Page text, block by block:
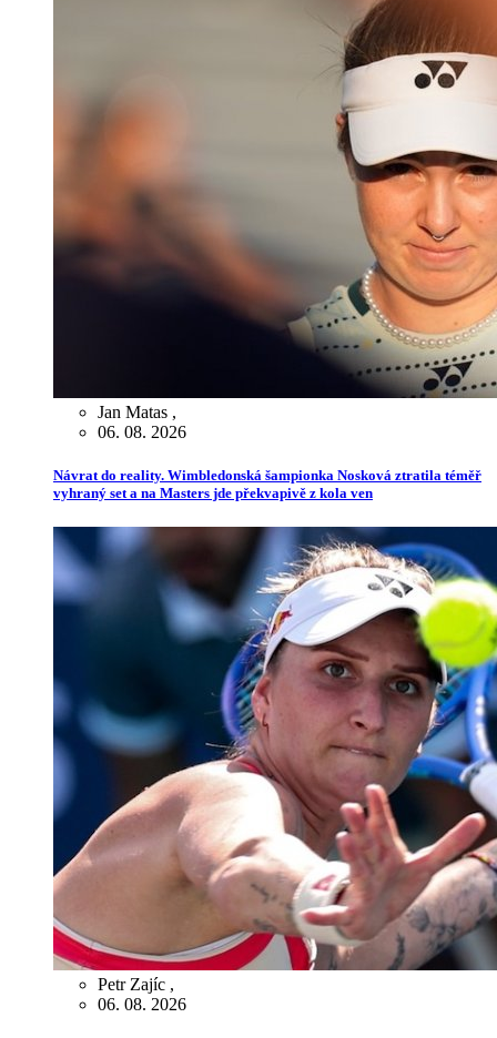
Jan Matas ,
06. 08. 2026
Návrat do reality. Wimbledonská šampionka Nosková ztratila téměř
vyhraný set a na Masters jde překvapivě z kola ven
Petr Zajíc ,
06. 08. 2026